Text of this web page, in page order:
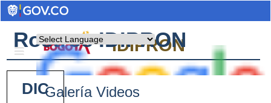
Powered by
IDIPRON
Rostros IDIPRON
Galería Videos
DIC